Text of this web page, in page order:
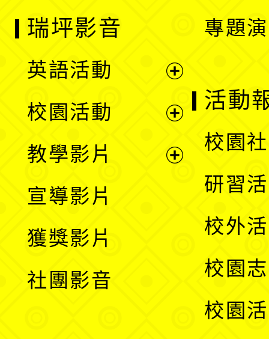
專題
瑞坪影音
英語活動
選
校園活動
教學影片
宣導影片
獲獎影片
社團影音
活動
校園
研習
校外
校園
校園